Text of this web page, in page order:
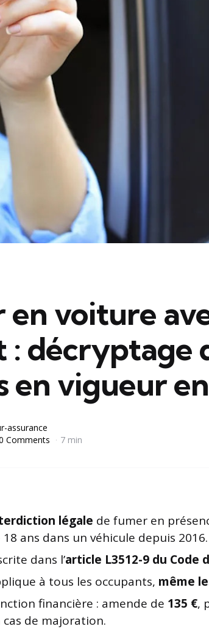
en voiture
: décryptage
en vigueur
assurance
Comments 7 min
légale de fumer en
18 ans dans un véhicule depuis 2016.
dans l’article L3512-9 du Code
à tous les occupants, même
financière : amende de 135 €,
cas de majoration.